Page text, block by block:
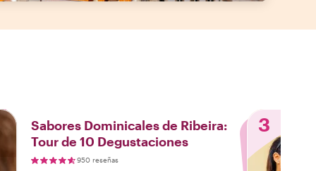
Sabores Dominicales de Ribeira:
Tour de 10 Degustaciones
950 reseñas
3